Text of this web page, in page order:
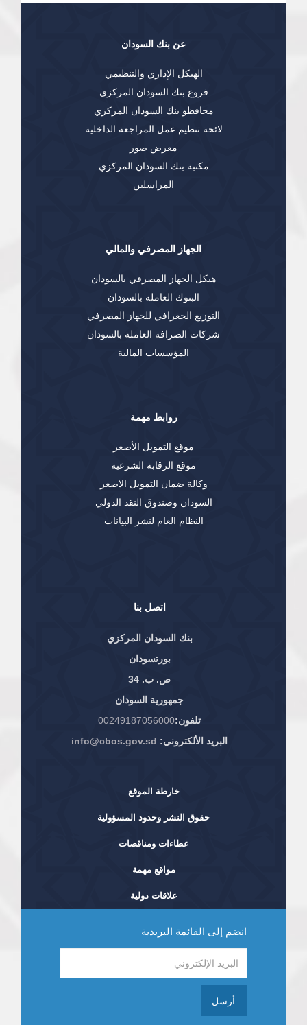
اتصل بنا
بنك السودان المركزي
بورتسودان
ص. ب. 34
جمهورية السودان
تلفون:00249187056000
البريد الألكتروني: info@cbos.gov.sd
عن بنك السودان
الهيكل الإداري والتنظيمي
فروع بنك السودان المركزي
محافظو بنك السودان المركزي
لائحة تنظيم عمل المراجعة الداخلية
معرض صور
مكتبة بنك السودان المركزي
المراسلين
الجهاز المصرفي والمالي
هيكل الجهاز المصرفي بالسودان
البنوك العاملة بالسودان
التوزيع الجغرافي للجهاز المصرفي
شركات الصرافة العاملة بالسودان
المؤسسات المالية
روابط مهمة
موقع التمويل الأصغر
موقع الرقابة الشرعية
وكالة ضمان التمويل الاصغر
السودان وصندوق النقد الدولي
النظام العام لنشر البيانات
خارطة الموقع
حقوق النشر وحدود المسؤولية
عطاءات ومناقصات
مواقع مهمة
علاقات دولية
انضم إلى القائمة البريدية
أرسل